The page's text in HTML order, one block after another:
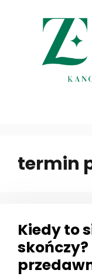
termin
Kiedy to